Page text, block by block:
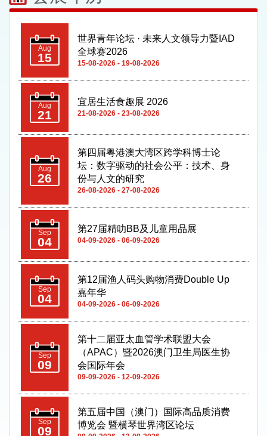
Aug
21
宜居生活食趣展 2026
21-08-2026 - 23-08-2026
Aug
26
坛：数字驱动的社会公平：技术、身
份与人文的研究
Sep
04
第27届精叻BB及儿童用品展
04-09-2026 - 06-09-2026
Sep
04
嘉年华
04-09-2026 - 06-09-2026
Sep
09
第十二届亚太血管学术联盟大会
（APAC）暨2026澳门卫生局医生协
会国际年会
Sep
09
第五届中国（澳门）国际高品质消费
博览会 暨横琴世界湾区论坛
09-09-2026 - 13-09-2026
Sep
14
成冠国际经销商峰会 （澳门站）
14-09-2026 - 18-09-2026